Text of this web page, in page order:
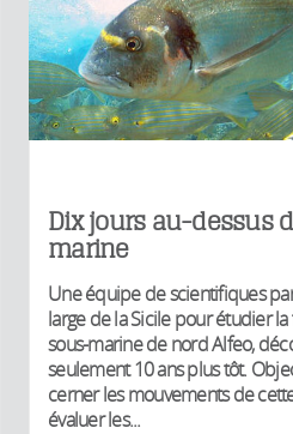
Dix jours au-dessus
marine
Une équipe de scientifiques
large de la Sicile pour étudier la
sous-marine de nord Alfeo,
seulement 10 ans plus tôt.
cerner les mouvements de
évaluer les...